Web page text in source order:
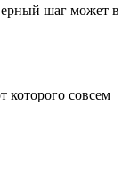
шаг может в
которого совсем